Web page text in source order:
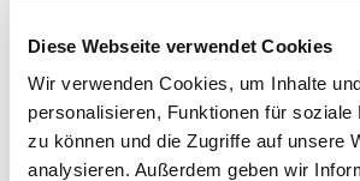
Diese Webseite verwendet Cookies
Wir verwenden Cookies, um Inhalte
personalisieren, Funktionen für soziale
zu können und die Zugriffe auf unsere
analysieren. Außerdem geben wir
Driesch 1-3.
Du bist ca. 12 Jahre oder älter? Du hast
mitzumachen – egal ob mit Ideen,
Musik oder einfach aus Neugier? Dann